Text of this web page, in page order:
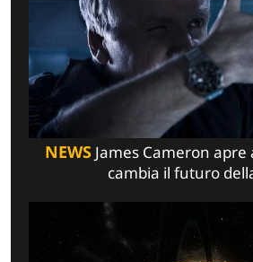
NEWSJames Cameron apre
cambia il futuro